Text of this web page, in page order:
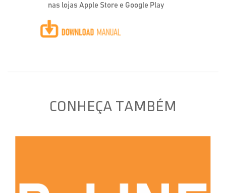
nas lojas Apple Store e Google Play
CONHEÇA TAMBÉM